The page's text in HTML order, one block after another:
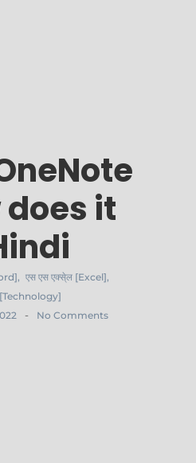
it
, एस एस एक्से्ल [Excel],
[Technology]
- No Comments